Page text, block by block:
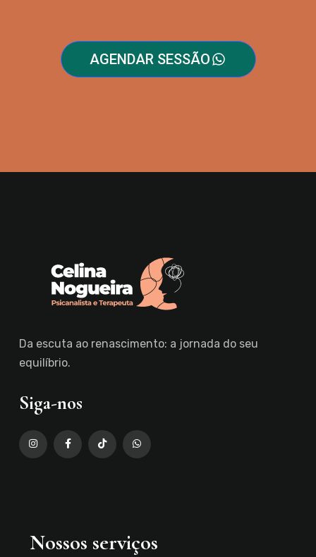
AGENDAR SESSÃO
Da escuta ao renascimento: a jornada do seu
equilíbrio.
Siga-nos
Nossos serviços